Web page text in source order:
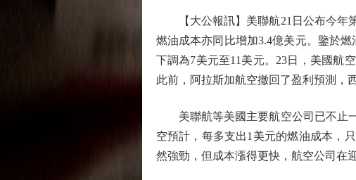
【大公報訊】美聯航21日公布今年第
燃油成本亦同比增加3.4億美元。鑒於
下調為7美元至11美元。23日，美國航
此前，阿拉斯加航空撤回了盈利預測，
美聯航等美國主要航空公司已不止一
空預計，每多支出1美元的燃油成本，
然強勁，但成本漲得更快，航空公司在